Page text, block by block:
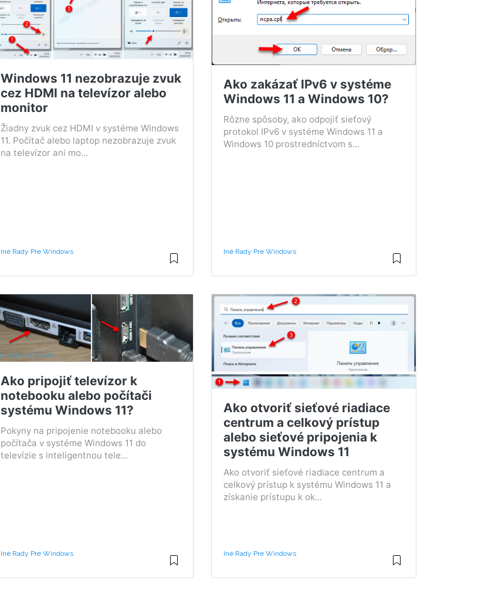
Windows 11 nezobrazuje zvuk
cez HDMI na televízor alebo
monitor
Žiadny zvuk cez HDMI v systéme Windows
11. Počítač alebo laptop nezobrazuje zvuk
na televízor ani mo...
Iné Rady Pre Windows
Ako zakázať IPv6 v systéme
Windows 11 a Windows 10?
Rôzne spôsoby, ako odpojiť sieťový
protokol IPv6 v systéme Windows 11 a
Windows 10 prostredníctvom s...
Iné Rady Pre Windows
Ako pripojiť televízor k
notebooku alebo počítači
systému Windows 11?
Pokyny na pripojenie notebooku alebo
počítača v systéme Windows 11 do
televízie s inteligentnou tele...
Iné Rady Pre Windows
Ako otvoriť sieťové riadiace
centrum a celkový prístup
alebo sieťové pripojenia k
systému Windows 11
Ako otvoriť sieťové riadiace centrum a
celkový prístup k systému Windows 11 a
získanie prístupu k ok...
Iné Rady Pre Windows